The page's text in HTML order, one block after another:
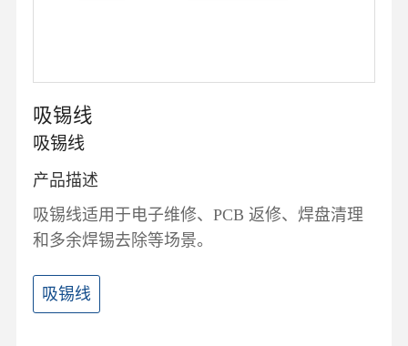
吸锡线
吸锡线
产品描述
吸锡线适用于电子维修、PCB 返修、焊盘清理
和多余焊锡去除等场景。
吸锡线